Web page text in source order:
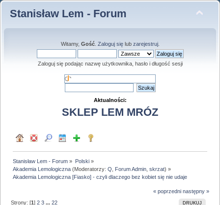
Stanisław Lem - Forum
Witamy, Gość. Zaloguj sięlub zarejestruj.
Zaloguj się podając nazwę użytkownika, hasło i długość sesji
Aktualności:
SKLEP LEM MRÓZ
Stanisław Lem - Forum » Polski»
Akademia Lemologiczna (Moderatorzy:Q Forum Admin ,skrzat) »
Akademia Lemologiczna [Fiasko] - czyli dlaczego bez kobiet się nie udaje
« poprzedni następny »
DRUKUJ
Strony: [1]2 3 ...22